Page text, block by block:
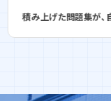
なった